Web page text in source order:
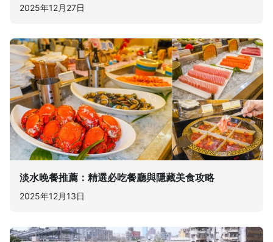
2025年12月27日
淡水晚餐推薦：精選必吃餐廳與隱藏美食攻略
2025年12月13日